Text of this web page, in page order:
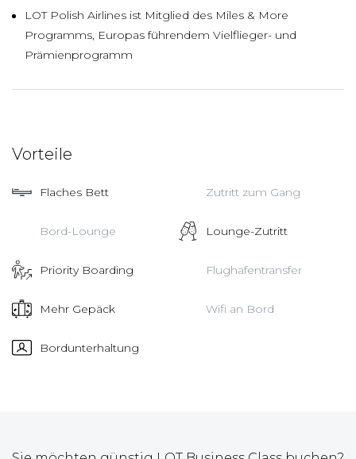
LOT Polish Airlines ist Mitglied des Miles & More
Programms, Europas führendem Vielflieger- und
Prämienprogramm
Vorteile
Flaches Bett Zutritt zum Gang
Bord-Lounge Lounge-Zutritt
Priority Boarding Flughafentransfer
Mehr Gepäck Wifi an Bord
Bordunterhaltung